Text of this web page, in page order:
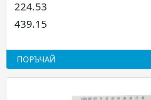
EUR/БР с ДДС
BGN/БР с ДДС